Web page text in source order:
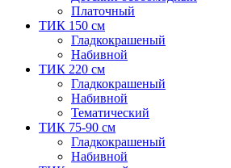
Платочный
ТИК 150 см
Гладкокрашеный
Набивной
ТИК 220 см
Гладкокрашеный
Набивной
Тематический
ТИК 75-90 см
Гладкокрашеный
Набивной